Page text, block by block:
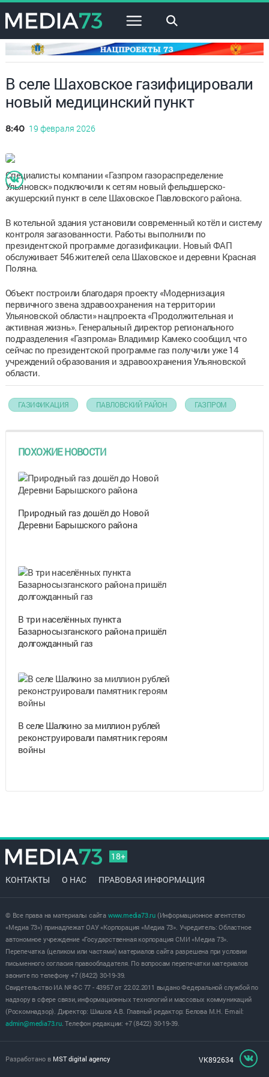
×
В селе Шаховское газифицировали
новый медицинский пункт
8:40 19 февраля 2026
Специалисты компании «Газпром газораспределение
Ульяновск» подключили к сетям новый фельдшерско-
акушерский пункт в селе Шаховское Павловского района.
В котельной здания установили современный котёл и систему
контроля загазованности. Работы выполнили по
президентской программе догазификации. Новый ФАП
обслуживает 546 жителей села Шаховское и деревни Красная
Поляна.
Объект построили благодаря проекту «Модернизация
первичного звена здравоохранения на территории
Ульяновской области» нацпроекта «Продолжительная и
активная жизнь». Генеральный директор регионального
подразделения «Газпрома» Владимир Камеко сообщил, что
сейчас по президентской программе газ получили уже 14
учреждений образования и здравоохранения Ульяновской
области.
ГАЗИФИКАЦИЯ ПАВЛОВСКИЙ РАЙОН ГАЗПРОМ
ПОХОЖИЕ НОВОСТИ
Природный газ дошёл до Новой
Деревни Барышского района
В три населённых пункта
Базарносызганского района пришёл
долгожданный газ
В селе Шалкино за миллион рублей
реконструировали памятник героям
войны
18+
КОНТАКТЫ О НАС ПРАВОВАЯ ИНФОРМАЦИЯ
© Все права на материалы сайта www.media73.ru(Информационное агентство
«Медиа 73») принадлежат ОАУ «Корпорация «Медиа 73». Учредитель: Областное
автономное учреждение «Государственная корпорация СМИ «Медиа 73».
Перепечатка (целиком или частями) материалов сайта разрешена при условии
письменного согласия правообладателя. По вопросам перепечатки материалов
звоните по телефону +7 (8422) 30-19-39.
Свидетельство ИА № ФС 77 - 43957 от 22.02.2011 выдано Федеральной службой по
надзору в сфере связи, информационных технологий и массовых коммуникаций
(Роскомнадзор). Директор: Шишов А.В. Главный редактор: Белова М.Н. E-mail:
admin@media73.ru. Телефон редакции: +7 (8422) 30-19-39.
Разработано в MST digital agency VK892634